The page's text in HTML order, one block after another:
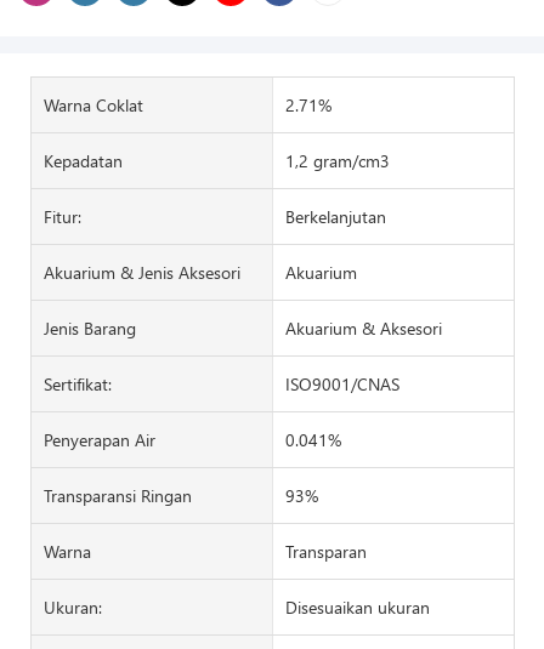
Warna Coklat 2.71%
Kepadatan 1,2 gram/cm3
Fitur: Berkelanjutan
Akuarium & Jenis Aksesori Akuarium
Jenis Barang Akuarium & Aksesori
Sertifikat: ISO9001/CNAS
Penyerapan Air 0.041%
Transparansi Ringan 93%
Warna Transparan
Ukuran: Disesuaikan ukuran